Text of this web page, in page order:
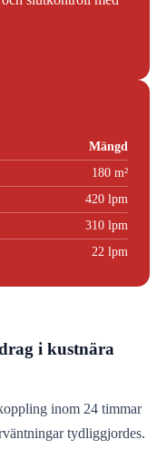
Mängd
180 m²
420 lpm
310 lpm
22 lpm
i kustnära
inom 24 timmar
tydliggjordes.